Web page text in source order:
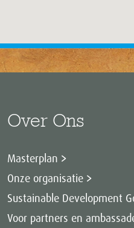
Over Ons
Masterplan
Onze organisatie
Sustainable Development
Voor partners en